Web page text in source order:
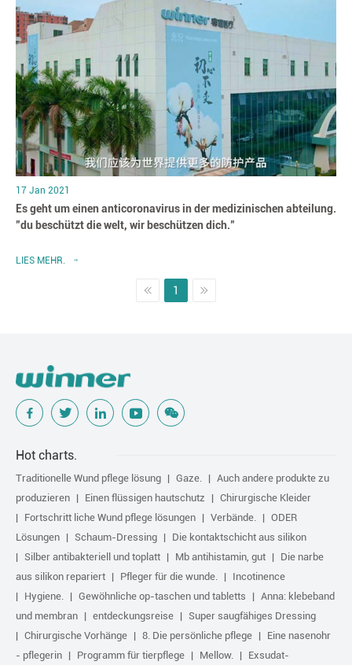
17 Jan 2021
Es geht um einen anticoronavirus in der medizinischen abteilung.
"du beschützt die welt, wir beschützen dich."
LIES MEHR.
1
Hot charts.
Traditionelle Wund pflege lösung Gaze.
Auch andere produkte zu
produzieren
Einen flüssigen hautschutz
Chirurgische Kleider
Fortschritt liche Wund pflege lösungen
Verbände.
ODER
Lösungen
Schaum-Dressing
Die kontaktschicht aus silikon
Silber antibakteriell und toplatt
Mb antihistamin, gut
Die narbe
aus silikon repariert
Pfleger für die wunde.
Incotinence
Hygiene.
Gewöhnliche op-taschen und tabletts
Anna: klebeband
und membran
entdeckungsreise
Super saugfähiges Dressing
Chirurgische Vorhänge
8. Die persönliche pflege
Eine nasenohr
- pflegerin
Programm für tierpflege Mellow. Exsudat-